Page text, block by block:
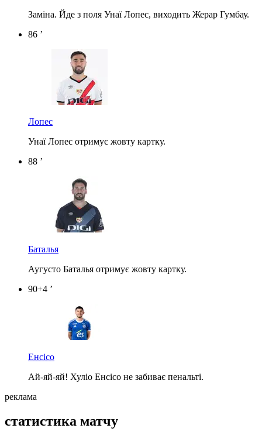
Заміна. Йде з поля Унаї Лопес, виходить Жерар Гумбау.
86 ’
Лопес
Унаї Лопес отримує жовту картку.
88 ’
Баталья
Аугусто Баталья отримує жовту картку.
90+4 ’
Енсісо
Ай-яй-яй! Хуліо Енсісо не забиває пенальті.
реклама
статистика матчу